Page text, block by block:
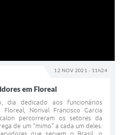
12 NOV 2021 - 11h24
em Floreal
dedicado aos funcionários
Norival Francisco Garcia
percorreram os setores da
de um “mimo” a cada um deles.
que servem o Brasil, o